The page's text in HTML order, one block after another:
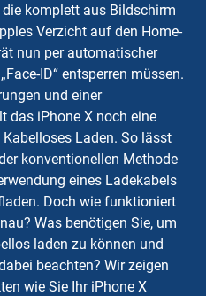
komplett aus Bildschirm
Verzicht auf den Home-
nun per automatischer
ID“ entsperren müssen.
und einer
das iPhone X noch eine
Laden. So lässt
konventionellen Methode
eines Ladekabels
Doch wie funktioniert
Was benötigen Sie, um
laden zu können und
beachten? Wir zeigen
wie Sie Ihr iPhone X